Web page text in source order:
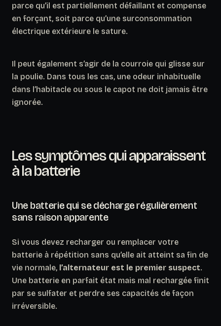
parce qu’il est partiellement défaillant et compense
en forçant, soit parce qu’une surconsommation
électrique extérieure le sature.
Il peut également s’agir de la courroie qui glisse sur
la poulie. Dans tous les cas, une odeur inhabituelle
dans l’habitacle ou sous le capot ne doit jamais être
ignorée.
Les symptômes qui apparaissent
à la batterie
Une batterie qui se décharge régulièrement
sans raison apparente
Si vous devez recharger ou remplacer votre
batterie à répétition sans qu’elle ait atteint sa fin de
vie normale, l’alternateur est le premier suspect.
Une batterie en parfait état mais mal rechargée finit
par se sulfater et perdre ses capacités de façon
irréversible.